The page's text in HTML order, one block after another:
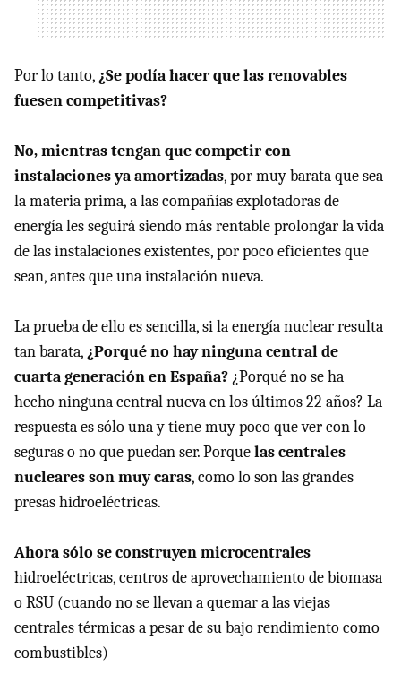
Por lo tanto, ¿Se podía hacer que las renovables
fuesen competitivas?
No, mientras tengan que competir con
instalaciones ya amortizadas, por muy barata que sea
la materia prima, a las compañías explotadoras de
energía les seguirá siendo más rentable prolongar la vida
de las instalaciones existentes, por poco eficientes que
sean, antes que una instalación nueva.
La prueba de ello es sencilla, si la energía nuclear resulta
tan barata, ¿Porqué no hay ninguna central de
cuarta generación en España? ¿Porqué no se ha
hecho ninguna central nueva en los últimos 22 años? La
respuesta es sólo una y tiene muy poco que ver con lo
seguras o no que puedan ser. Porquelas centrales
nucleares son muy caras, como lo son las grandes
presas hidroeléctricas.
Ahora sólo se construyen microcentrales
hidroeléctricas, centros de aprovechamiento de biomasa
oRSU (cuando no se llevan a quemar a las viejas
centrales térmicas a pesar de su bajo rendimiento como
combustibles)